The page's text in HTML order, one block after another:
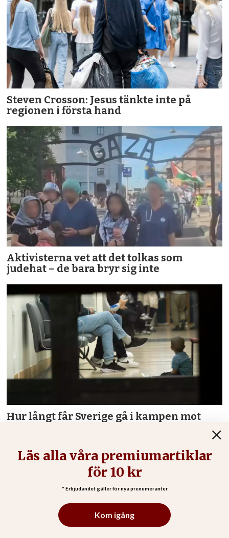
Steven Crosson: Jesus tänkte inte på
regionen i första hand
Aktivisterna vet att det tolkas som
judehat – de bara bryr sig inte
Hur långt får Sverige gå i kampen mot